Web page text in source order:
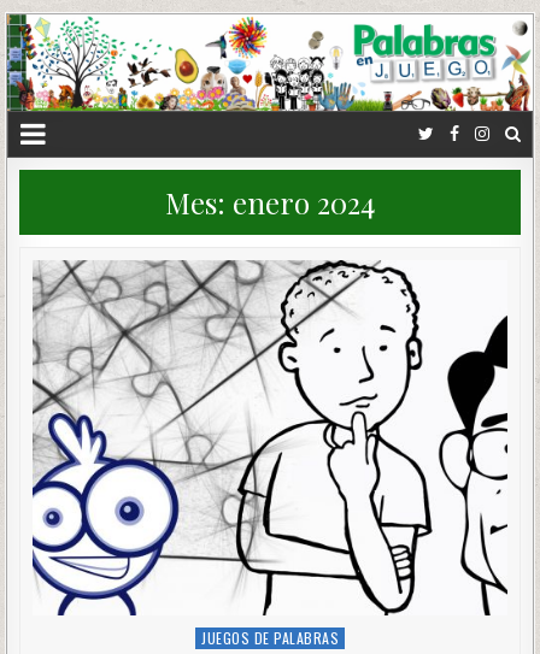
Mes: enero 2024
Posted
JUEGOS DE PALABRAS